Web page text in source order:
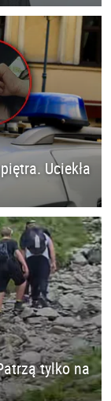
Uciekła
tylko na